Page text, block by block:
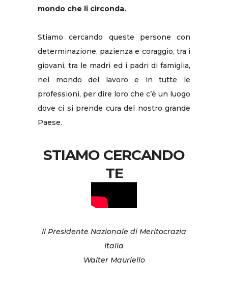
mondo che li circonda.
Stiamo cercando queste persone con
determinazione, pazienza e coraggio, tra i
giovani, tra le madri ed i padri di famiglia,
nel mondo del lavoro e in tutte le
professioni, per dire loro che c’è un luogo
dove ci si prende cura del nostro grande
Paese.
STIAMO CERCANDO
TE
Il Presidente Nazionale di Meritocrazia
Italia
Walter Mauriello